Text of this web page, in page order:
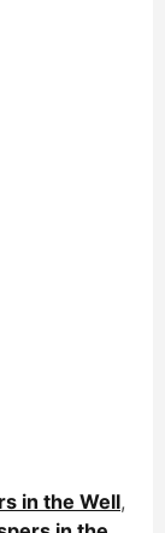
in the Well,